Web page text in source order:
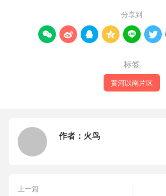
分享到
     
标签
黄河以南片区
作者： 火鸟
上一篇